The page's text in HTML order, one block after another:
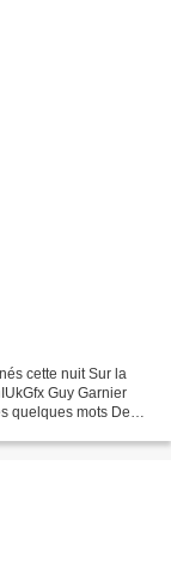
cette nuit Sur la
Guy Garnier
quelques mots De